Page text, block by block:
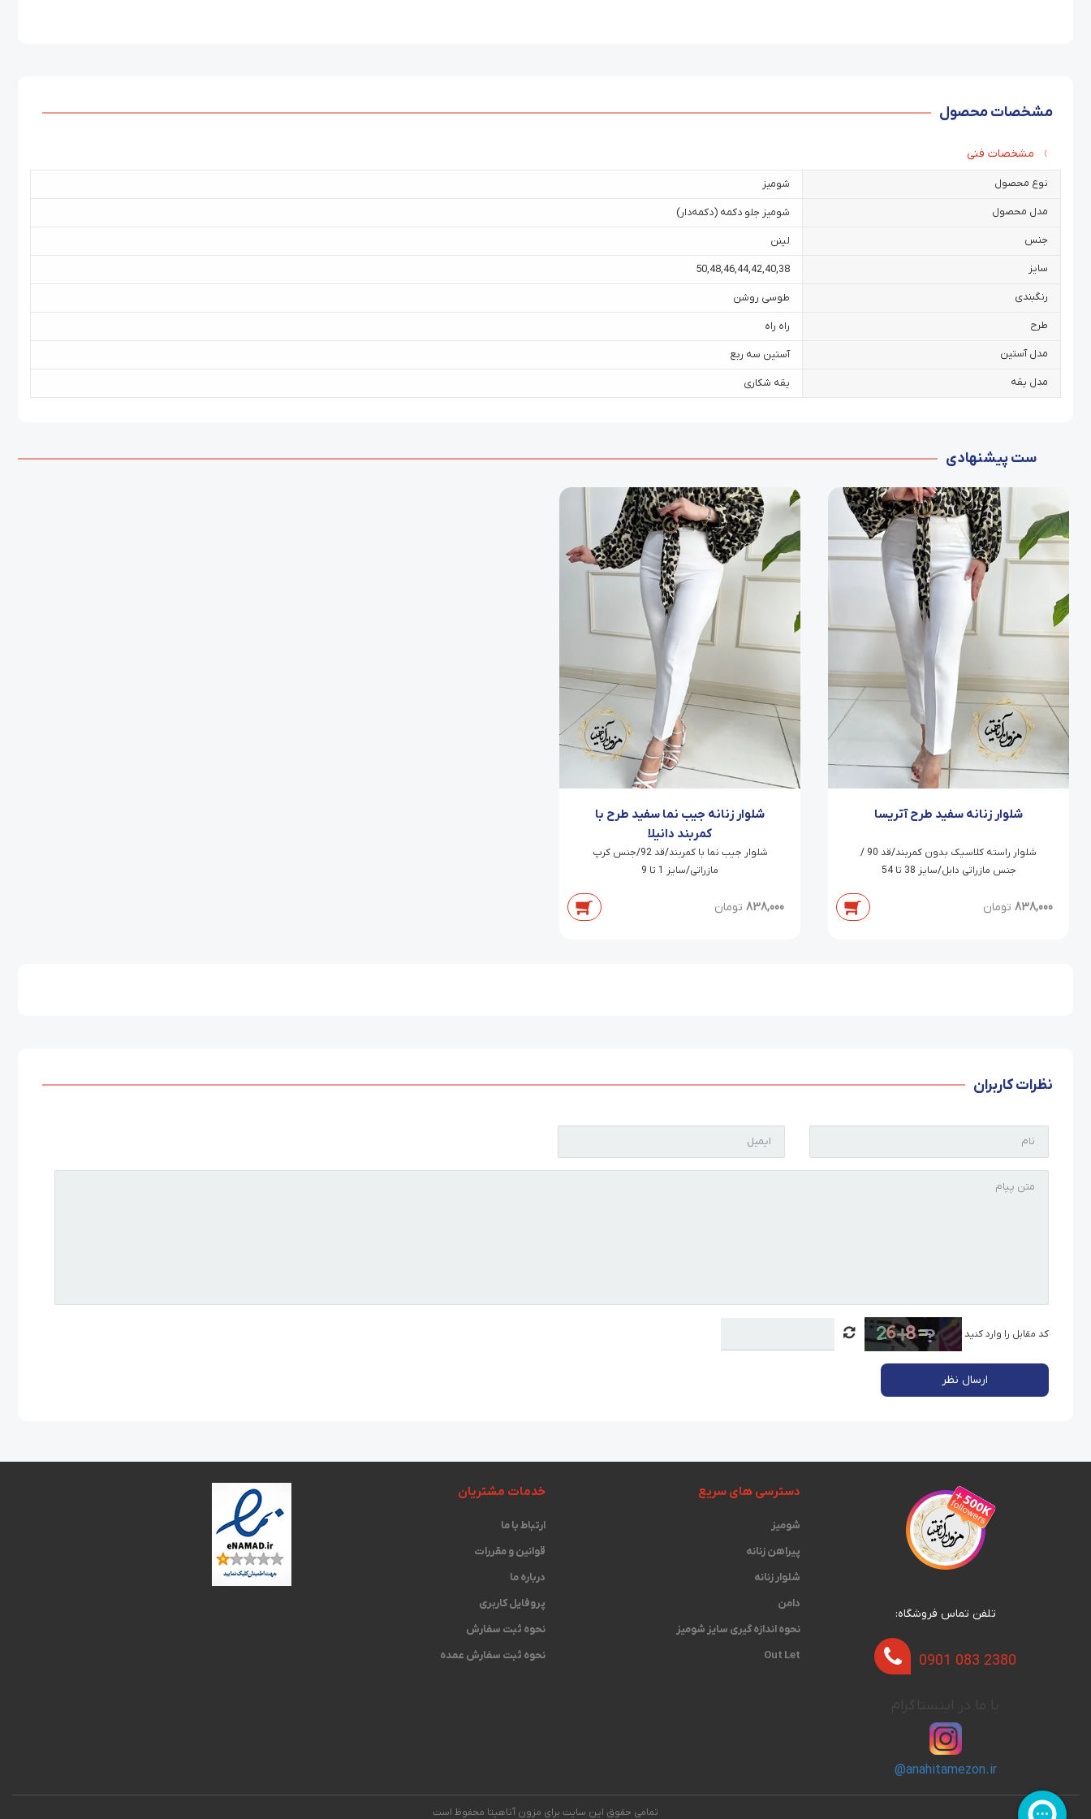
مشخصات محصول
مشخصات فنی
نوع محصول شومیز
مدل محصول شومیز جلو دکمه (دکمه‌دار)
جنس لینن
سایز 38
,
40
,
42
,
44
,
46
,
48
,
50
رنگبندی طوسی روشن
طرح راه راه
مدل آستین آستین سه ربع
مدل یقه یقه شکاری
ست پیشنهادی
شلوار زنانه سفید طرح آتریسا
شلوار راسته کلاسیک بدون کمربند/قد 90 /
جنس مازراتی دابل/سایز 38 تا 54
838,000 تومان
شلوار زنانه جیب نما سفید طرح با
کمربند دانیلا
شلوار جیب نما با کمربند/قد 92/جنس کرپ
مازراتی/سایز 1 تا 9
838,000 تومان
نظرات کاربران
کد مقابل را وارد کنید
ارسال نظر
تلفن تماس فروشگاه:
0901 083 2380
@anahitamezon.ir
دسترسی های سریع
شومیز
پیراهن زنانه
شلوار زنانه
دامن
نحوه اندازه گیری ‫سایز شومیز
Out Let
خدمات مشتریان
ارتباط با ما
قوانین و مقررات
درباره ما
پروفایل کاربری
نحوه ثبت سفارش
نحوه ثبت سفارش عمده
تمامی حقوق این سایت برای مزون آناهیتا محفوظ است